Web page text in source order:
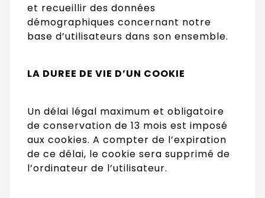
et recueillir des données
démographiques concernant notre
base d’utilisateurs dans son ensemble.
LA DUREE DE VIE D’UN COOKIE
Un délai légal maximum et obligatoire
de conservation de 13 mois est imposé
aux cookies. A compter de l’expiration
de ce délai, le cookie sera supprimé de
l’ordinateur de l’utilisateur.